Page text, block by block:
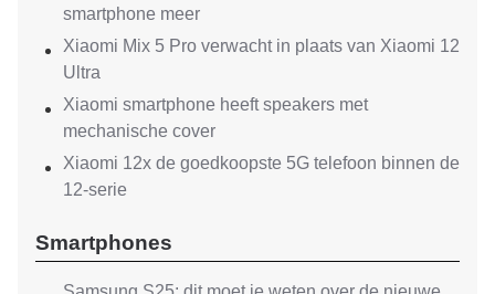
smartphone meer
Xiaomi Mix 5 Pro verwacht in plaats van Xiaomi 12
Ultra
Xiaomi smartphone heeft speakers met
mechanische cover
Xiaomi 12x de goedkoopste 5G telefoon binnen de
12-serie
Smartphones